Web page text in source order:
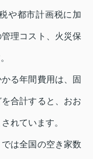
や都市計画税に加
理コスト、火災保
る年間費用は、固
合計すると、おお
れています。
は全国の空き家数